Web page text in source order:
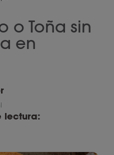
o Toña sin
en
lectura: